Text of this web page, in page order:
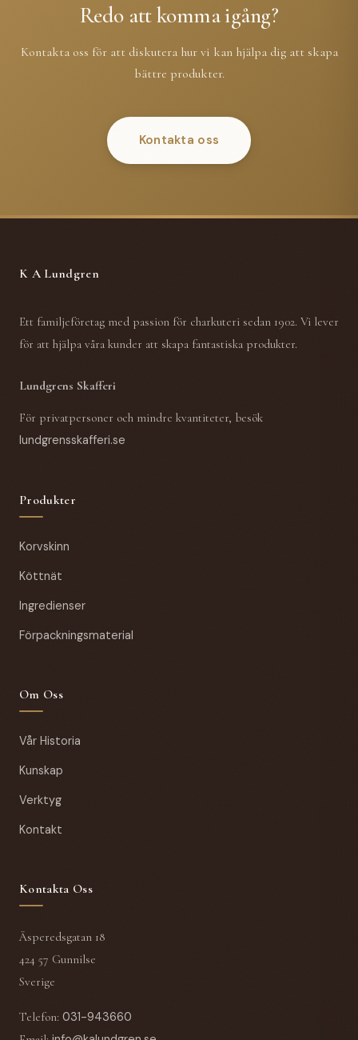
Redo att komma igång?
Kontakta oss för att diskutera hur vi kan hjälpa dig att skapa
bättre produkter.
Kontakta oss
K A Lundgren
Ett familjeföretag med passion för charkuteri sedan 1902. Vi lever
för att hjälpa våra kunder att skapa fantastiska produkter.
Lundgrens Skafferi
För privatpersoner och mindre kvantiteter, besök
lundgrensskafferi.se
Produkter
Korvskinn
Köttnät
Ingredienser
Förpackningsmaterial
Om Oss
Vår Historia
Kunskap
Verktyg
Kontakt
Kontakta Oss
Äsperedsgatan 18
424 57 Gunnilse
Sverige
Telefon: 031-943660